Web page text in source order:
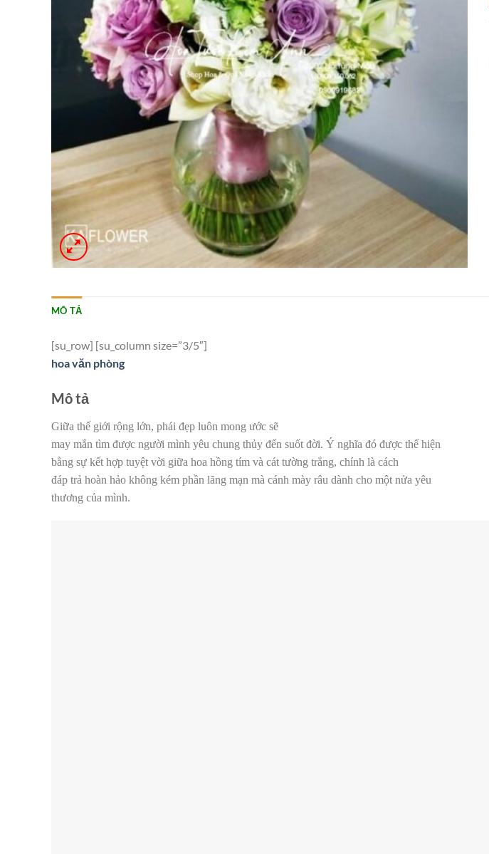
MÔ TẢ
[su_row] [su_column size=”3/5″]
hoa văn phòng
Mô tả
Giữa thế giới rộng lớn, phái đẹp luôn mong ước sẽ
may mắn tìm được người mình yêu chung thủy đến suốt đời. Ý nghĩa đó được thể hiện
bằng sự kết hợp tuyệt vời giữa hoa hồng tím và cát tường trắng, chính là cách
đáp trả hoàn hảo không kém phần lãng mạn mà cánh mày râu dành cho một nửa yêu
thương của mình.